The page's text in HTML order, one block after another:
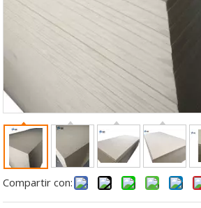
Compartir con: